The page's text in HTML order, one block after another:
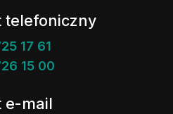
telefoniczny
17 61
15 00
e-mail